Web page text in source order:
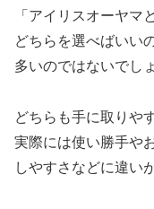
「アイリスオーヤマ
どちらを選べばいい
多いのではないでし
どちらも手に取りや
実際には使い勝手や
しやすさなどに違い